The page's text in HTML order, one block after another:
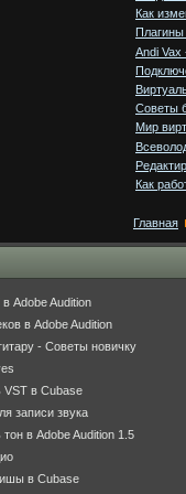
Как
Andi
Советы
Мир
Как
Главная
Adobe Audition
в Adobe Audition
- Советы новичку
VST в Cubase
записи звука
тон в Adobe Audition 1.5
в Cubase